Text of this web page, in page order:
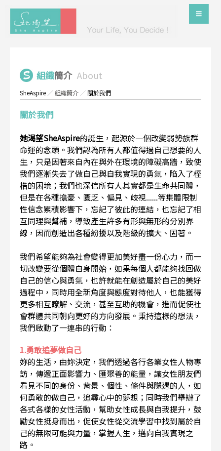
組織簡介 About
SheAspire ／組織簡介 ／關於我們
關於我們
她渴望SheAspire的誕生，起源於一個改變弱勢族群
命運的念頭。我們認為所有人都值得過自己想要的人
生，只是因著來自內在與外在環境的障礙高牆，致使
我們逐漸失去了做自己與自我實現的勇氣，陷入了桎
梏的困境；我們也深信所有人其實都是生命共同體，
但是在各種擔憂、匱乏、偏見、歧視......等集體限制
性信念累積影響下，忘記了彼此的連結，也忘記了相
互同理與幫補，導致產生許多有形與無形的分別界
線，因而創造出各種紛擾以及階級的擴大、固著。
我們希望能夠為社會變得更加美好盡一份心力，而一
切改變要從個體自身開始，如果每個人都能夠找回做
自己的信心與勇氣，也許就能在創造屬於自己的美好
過程中，同時用全新角度與態度對待他人，也能獲得
更多相互瞭解、交流，甚至互助的機會，進而促使社
會群體共同朝向更好的方向發展。秉持這樣的想法，
我們啟動了一連串的行動：
1.勇敢追夢做自己
妳的生活，由妳決定，我們透過各行各業女性人物專
訪，傳遞正面影響力、匯聚善的能量，讓女性朋友們
看見不同的身份、背景、個性、條件與際遇的人，如
何勇敢的做自己，追尋心中的夢想；同時我們舉辦了
各式各樣的女性活動，幫助女性成長與自我提升，鼓
勵女性挺身而出，促使女性從交流學習中找到屬於自
己的無限可能與力量，掌握人生，邁向自我實現之
路。